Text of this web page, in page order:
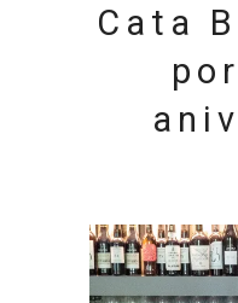
Cata